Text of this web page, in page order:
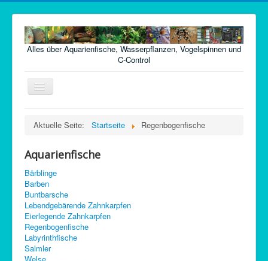
Alles über Aquarienfische, Wasserpflanzen, Vogelspinnen und
C-Control
Navigation
Pflanzen
Futter
Technik
Krankheiten
Vogelspinnen
Argentinische Waldschaben
Aktuelle Seite: Startseite Regenbogenfische
Aquarienfische
Bärblinge
Barben
Buntbarsche
Lebendgebärende Zahnkarpfen
Eierlegende Zahnkarpfen
Regenbogenfische
Labyrinthfische
Salmler